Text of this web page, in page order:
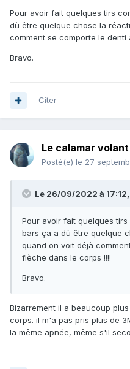
Et sinon merci pour le
vu au moins 200, max 500gr
poids.
Pour avoir fait quelques tirs
dù être quelque chose la
comment se comporte le
Bravo.
Citer
Le calamar volant
Posté(e) le 27
Le 26/09/2022 à 17:12,
Pour avoir fait quelques
bars ça a dù être quelque
quand on voit déjà
flèche dans le corps !!!!
Bravo.
Bizarrement il a beaucoup
corps. il m'a pas pris plus de
la même apnée, même s'il